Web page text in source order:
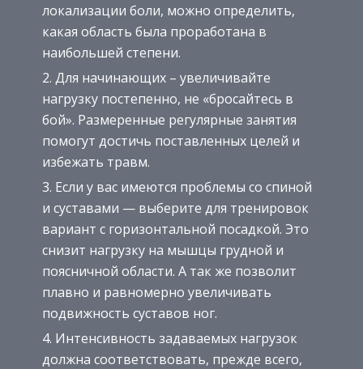
локализации боли, можно определить,
какая область была проработана в
наибольшей степени.
Для начинающих – увеличивайте
нагрузку постепенно, не «бросайтесь в
бой». Размеренные регулярные занятия
помогут достичь поставленных целей и
избежать травм.
Если у вас имеются проблемы со спиной
и суставами — выберите для тренировок
вариант с горизонтальной посадкой. Это
снизит нагрузку на мышцы грудной и
поясничной области. А так же позволит
плавно и равномерно увеличивать
подвижность суставов ног.
Интенсивность задаваемых нагрузок
должна соответствовать, прежде всего,